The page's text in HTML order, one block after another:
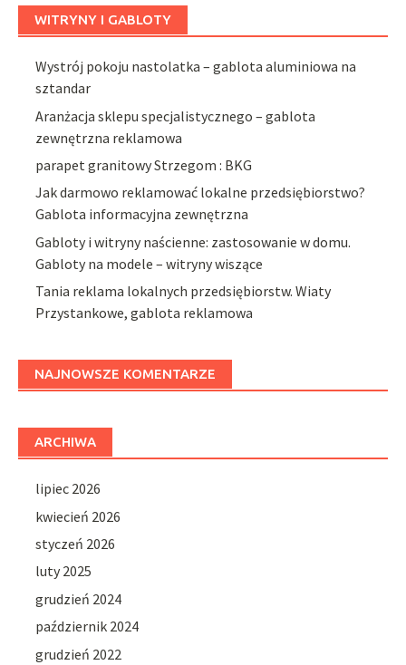
WITRYNY I GABLOTY
Wystrój pokoju nastolatka – gablota aluminiowa na
sztandar
Aranżacja sklepu specjalistycznego – gablota
zewnętrzna reklamowa
parapet granitowy Strzegom : BKG
Jak darmowo reklamować lokalne przedsiębiorstwo?
Gablota informacyjna zewnętrzna
Gabloty i witryny naścienne: zastosowanie w domu.
Gabloty na modele – witryny wiszące
Tania reklama lokalnych przedsiębiorstw. Wiaty
Przystankowe, gablota reklamowa
NAJNOWSZE KOMENTARZE
ARCHIWA
lipiec 2026
kwiecień 2026
styczeń 2026
luty 2025
grudzień 2024
październik 2024
grudzień 2022